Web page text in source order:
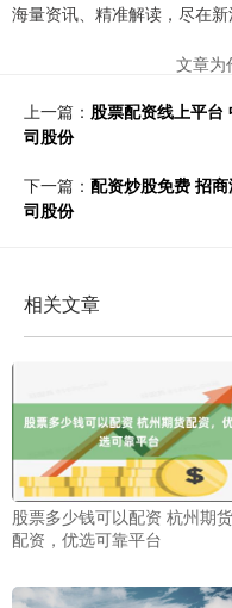
海量资讯、精准解读，尽在
文章为
上一篇： 股票配资线上平台
司股份
下一篇： 配资炒股免费 招
司股份
相关文章
股票多少钱可以配资 杭州期货
配资，优选可靠平台